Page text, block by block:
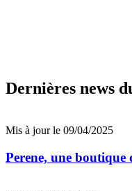
Dernières news
Mis à jour le 09/04/2025
Perene, une boutique